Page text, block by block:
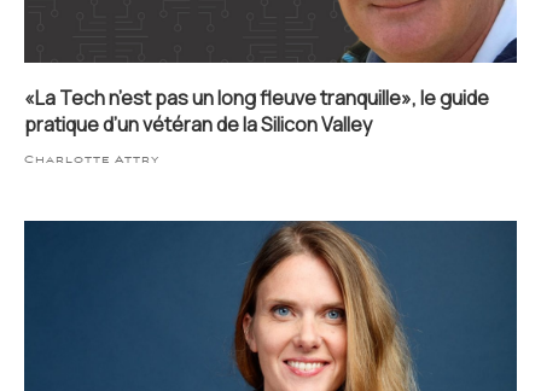
«La Tech n’est pas un long fleuve tranquille», le guide
pratique d’un vétéran de la Silicon Valley
Charlotte Attry